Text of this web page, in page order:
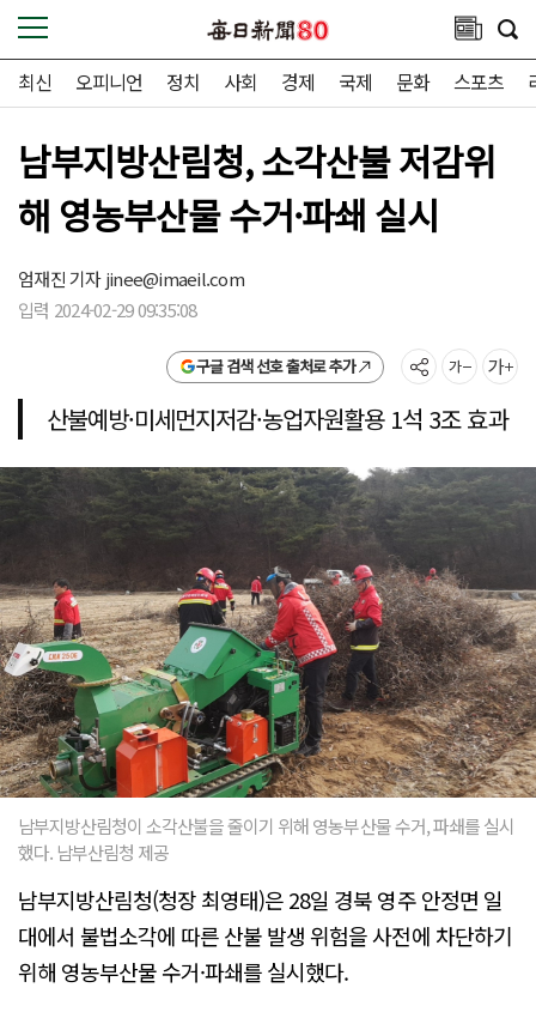
최신 오피니언 정치 사회 경제 국제 문화 스포츠
남부지방산림청, 소각산불 저감위
해 영농부산물 수거·파쇄 실시
엄재진 기자jinee@imaeil.com
입력 2024-02-29 09:35:08
구글 검색 선호 출처로 추가
산불예방·미세먼지저감·농업자원활용 1석 3조 효과
남부지방산림청이 소각산불을 줄이기 위해 영농부산물 수거, 파쇄를 실시
했다. 남부산림청 제공
남부지방산림청(청장 최영태)은 28일 경북 영주 안정면 일
대에서 불법소각에 따른 산불 발생 위험을 사전에 차단하기
위해 영농부산물 수거·파쇄를 실시했다.